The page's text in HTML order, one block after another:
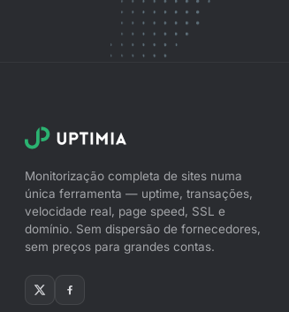
Monitorização completa de sites numa
única ferramenta — uptime, transações,
velocidade real, page speed, SSL e
domínio. Sem dispersão de fornecedores,
sem preços para grandes contas.